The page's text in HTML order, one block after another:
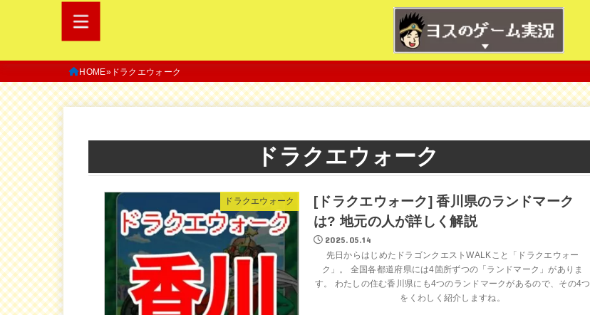
HOME ドラクエウォーク
ドラクエウォーク
ドラクエウォーク
[ドラクエウォーク] 香川県のランドマーク
は? 地元の人が詳しく解説
2025.05.14
先日からはじめたドラゴンクエストWALKこと「ドラクエウォー
ク」。 全国各都道府県には4箇所ずつの「ランドマーク」がありま
す。 わたしの住む香川県にも4つのランドマークがあるので、その4つ
をくわしく紹介しますね。